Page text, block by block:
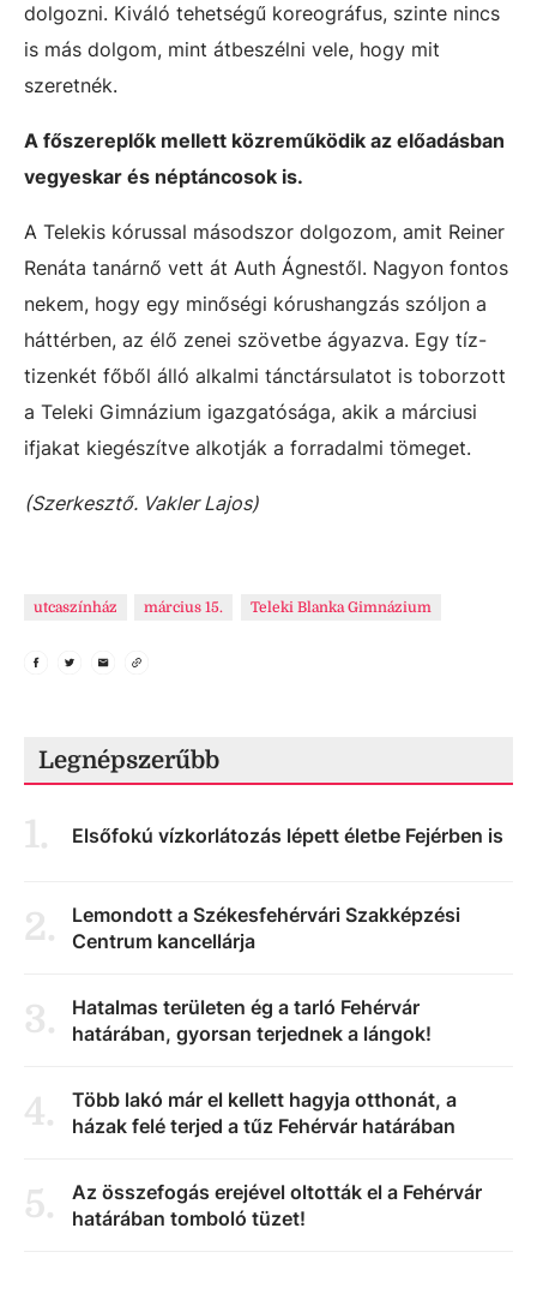
dolgozni. Kiváló tehetségű koreográfus, szinte nincs
is más dolgom, mint átbeszélni vele, hogy mit
szeretnék.
A főszereplők mellett közreműködik az előadásban
vegyeskar és néptáncosok is.
A Telekis kórussal másodszor dolgozom, amit Reiner
Renáta tanárnő vett át Auth Ágnestől. Nagyon fontos
nekem, hogy egy minőségi kórushangzás szóljon a
háttérben, az élő zenei szövetbe ágyazva. Egy tíz-
tizenkét főből álló alkalmi tánctársulatot is toborzott
a Teleki Gimnázium igazgatósága, akik a márciusi
ifjakat kiegészítve alkotják a forradalmi tömeget.
(Szerkesztő. Vakler Lajos)
utcaszínház március 15. Teleki Blanka Gimnázium
Legnépszerűbb
1. Elsőfokú vízkorlátozás lépett életbe Fejérben is
2.
Lemondott a Székesfehérvári Szakképzési
Centrum kancellárja
3.
Hatalmas területen ég a tarló Fehérvár
határában, gyorsan terjednek a lángok!
4.
Több lakó már el kellett hagyja otthonát, a
házak felé terjed a tűz Fehérvár határában
5.
Az összefogás erejével oltották el a Fehérvár
határában tomboló tüzet!